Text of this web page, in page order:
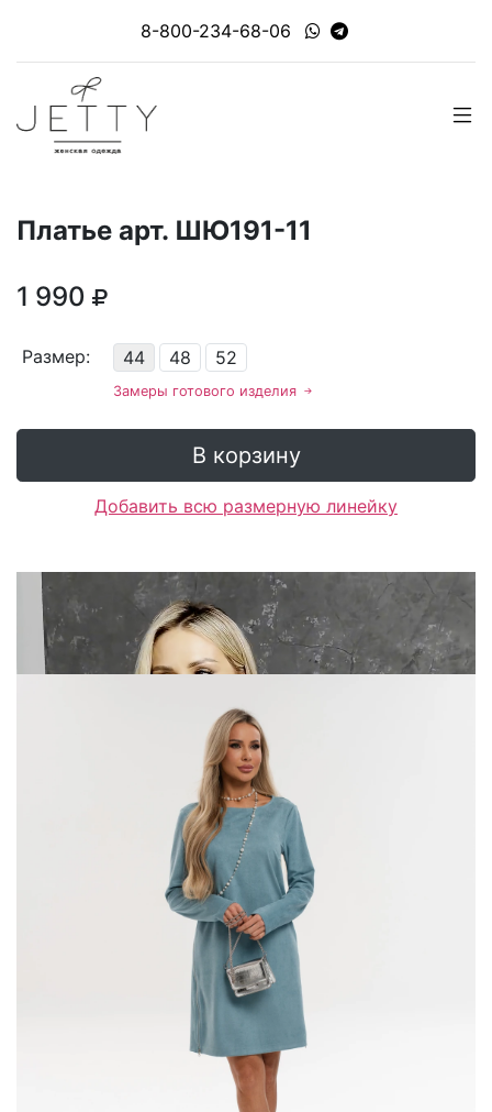
8-800-234-68-06
Платье арт. ШЮ191-11
1 990
Размер: 44 48 52
Замеры готового изделия
В корзину
Добавить всю размерную линейку